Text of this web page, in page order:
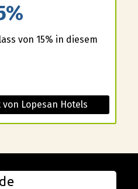
von 15% in diesem
Lopesan Hotels